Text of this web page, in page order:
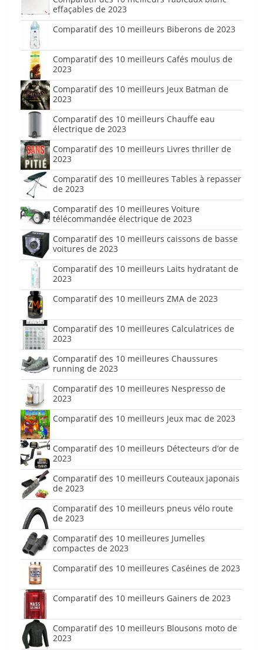
effaçables de 2023
Comparatif des 10 meilleurs Biberons de 2023
Comparatif des 10 meilleurs Cafés moulus de
2023
Comparatif des 10 meilleurs Jeux Batman de
2023
Comparatif des 10 meilleurs Chauffe eau
électrique de 2023
Comparatif des 10 meilleurs Livres thriller de
2023
Comparatif des 10 meilleures Tables à repasser
de 2023
Comparatif des 10 meilleures Voiture
télécommandée électrique de 2023
Comparatif des 10 meilleurs caissons de basse
voitures de 2023
Comparatif des 10 meilleurs Laits hydratant de
2023
Comparatif des 10 meilleurs ZMA de 2023
Comparatif des 10 meilleures Calculatrices de
2023
Comparatif des 10 meilleures Chaussures
running de 2023
Comparatif des 10 meilleures Nespresso de
2023
Comparatif des 10 meilleurs Jeux mac de 2023
Comparatif des 10 meilleurs Détecteurs d’or de
2023
Comparatif des 10 meilleurs Couteaux japonais
de 2023
Comparatif des 10 meilleurs pneus vélo route
de 2023
Comparatif des 10 meilleures Jumelles
compactes de 2023
Comparatif des 10 meilleures Caséines de 2023
Comparatif des 10 meilleurs Gainers de 2023
Comparatif des 10 meilleurs Blousons moto de
2023